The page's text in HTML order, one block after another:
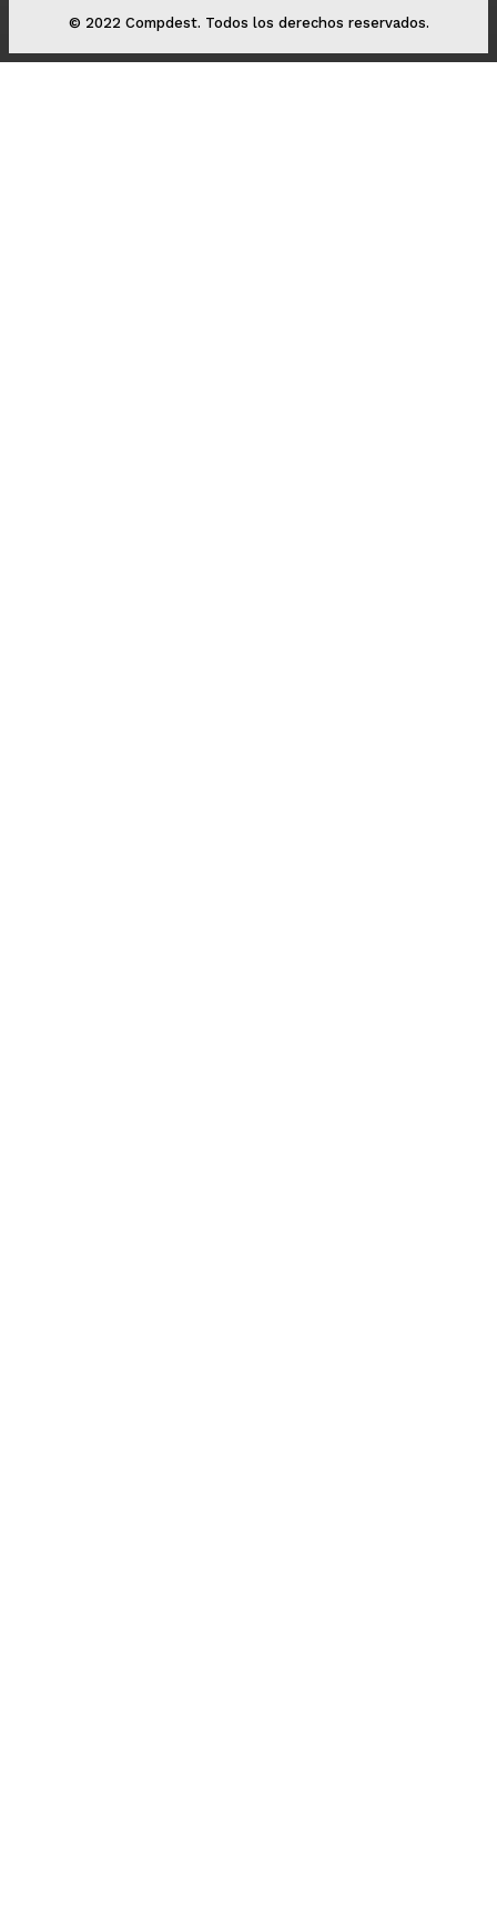
© 2022 Compdest. Todos los derechos reservados.